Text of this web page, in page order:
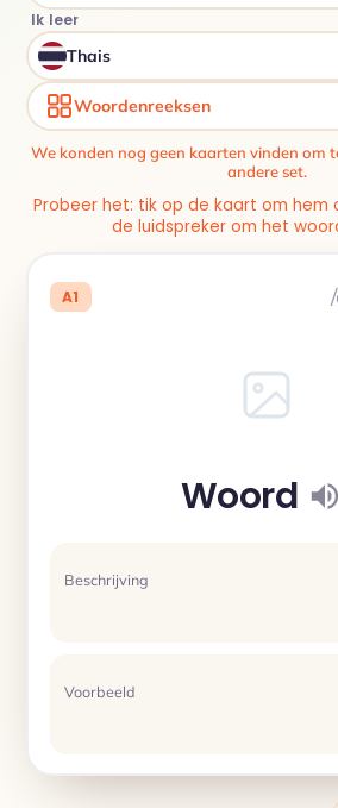
Ik leer
Thais
Woordenreeksen
We konden nog geen kaarten vinden om
andere set.
Probeer het: tik op de kaart om hem
de luidspreker om het
A1
Woord
Beschrijving
Voorbeeld